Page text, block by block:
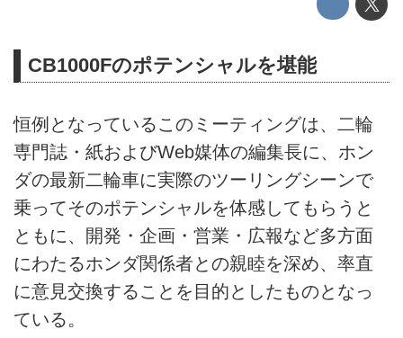
CB1000Fのポテンシャルを堪能
恒例となっているこのミーティングは、二輪
専門誌・紙およびWeb媒体の編集長に、ホン
ダの最新二輪車に実際のツーリングシーンで
乗ってそのポテンシャルを体感してもらうと
ともに、開発・企画・営業・広報など多方面
にわたるホンダ関係者との親睦を深め、率直
に意見交換することを目的としたものとなっ
ている。